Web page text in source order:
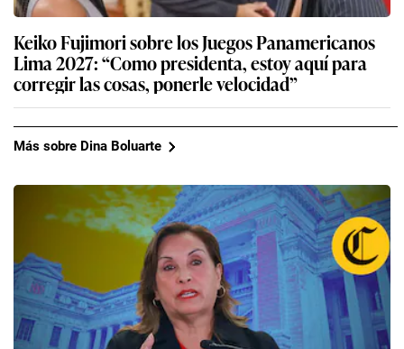
Keiko Fujimori sobre los Juegos Panamericanos
Lima 2027: “Como presidenta, estoy aquí para
corregir las cosas, ponerle velocidad”
Más sobre Dina Boluarte